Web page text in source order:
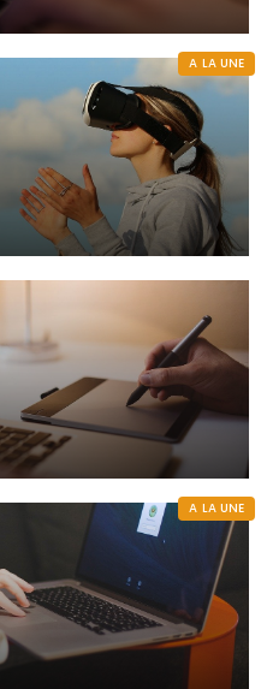
A LA UNE
A LA UNE